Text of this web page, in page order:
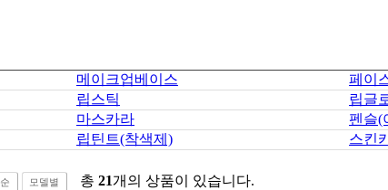
메이크업베이스 페이
립스틱 립글
마스카라 펜슬(
립틴트(착색제) 스킨
모델별 총 21개의 상품이 있습니다.